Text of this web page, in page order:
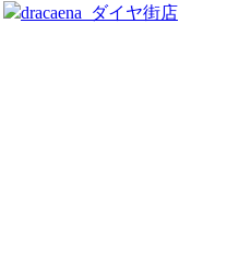
dracaena_ダイヤ街店